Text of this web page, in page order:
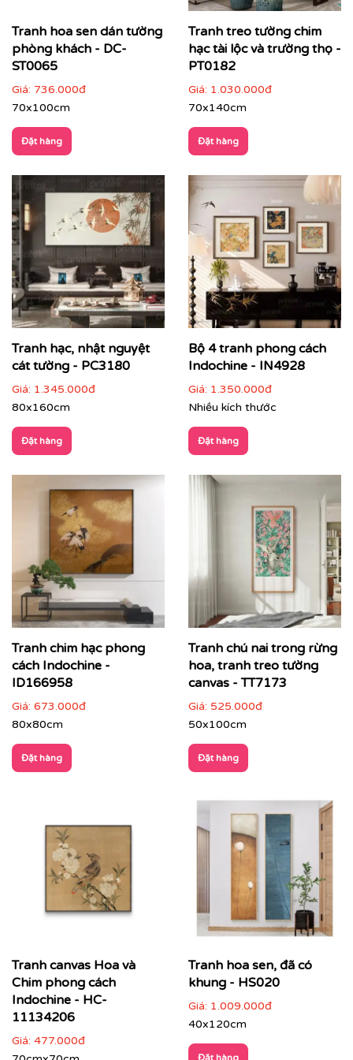
Tranh Indochine phù hợp với nhiều loại không gian:
✔Phòng khách: tạo điểm nhấn sang trọng, ấm áp, dễ
thu hút ánh nhìn ngay từ cửa ra vào.
✔Phòng ngủ: nhẹ nhàng, thư thái, giúp không gian
nghỉ ngơi thêm tinh tế.
✔Phòng thiền, phòng trà, phòng Yoga
trung, cân bằng cảm xúc.
Tranh hoa sen dán tường
phòng khách - DC-
ST0065
Giá: 736.000đ
70x100cm
Đặt hàng
Tranh treo tường chim
hạc tài lộc và trường thọ -
PT0182
Giá: 1.030.000đ
70x140cm
Đặt hàng
Tranh hạc, nhật nguyệt
cát tường - PC3180
Giá: 1.345.000đ
80x160cm
Đặt hàng
Bộ 4 tranh phong cách
Indochine - IN4928
Giá: 1.350.000đ
Nhiều kích thước
Đặt hàng
Tranh chim hạc phong
cách Indochine -
ID166958
Giá: 673.000đ
80x80cm
Đặt hàng
Tranh chú nai trong rừng
hoa, tranh treo tường
canvas - TT7173
Giá: 525.000đ
50x100cm
Đặt hàng
Tranh canvas Hoa và
Chim phong cách
Indochine - HC-
11134206
Giá: 477.000đ
Tranh hoa sen, đã có
khung - HS020
Giá: 1.009.000đ
40x120cm
Đặt hàng